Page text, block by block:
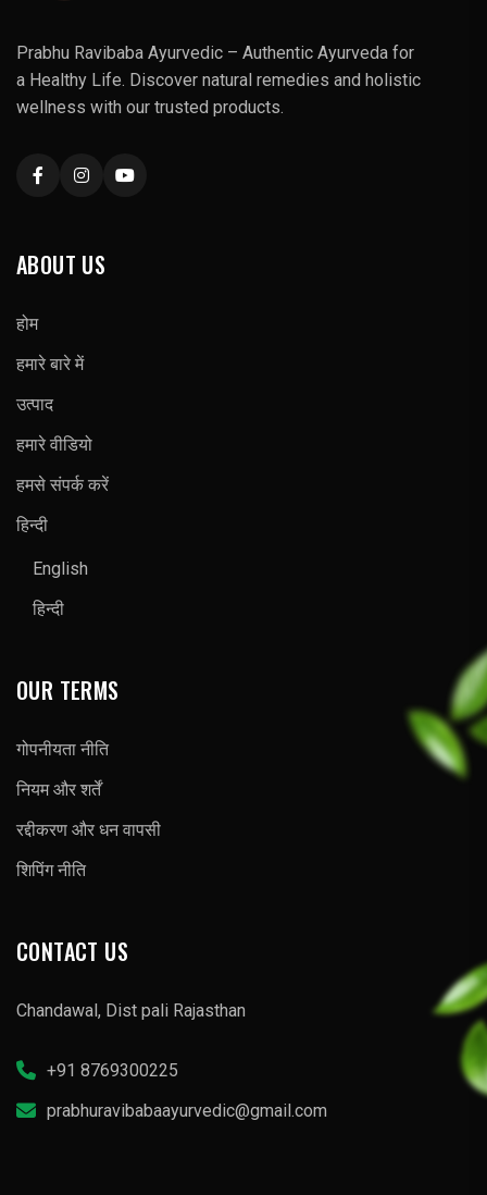
Prabhu Ravibaba Ayurvedic – Authentic Ayurveda for
a Healthy Life. Discover natural remedies and holistic
wellness with our trusted products.
ABOUT US
होम
हमारे बारे में
उत्पाद
हमारे वीडियो
हमसे संपर्क करें
हिन्दी
English
हिन्दी
OUR TERMS
गोपनीयता नीति
नियम और शर्तें
रद्दीकरण और धन वापसी
शिपिंग नीति
CONTACT US
Chandawal, Dist pali Rajasthan
+91 8769300225
prabhuravibabaayurvedic@gmail.com